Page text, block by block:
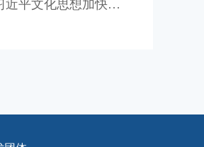
平文化思想加快构